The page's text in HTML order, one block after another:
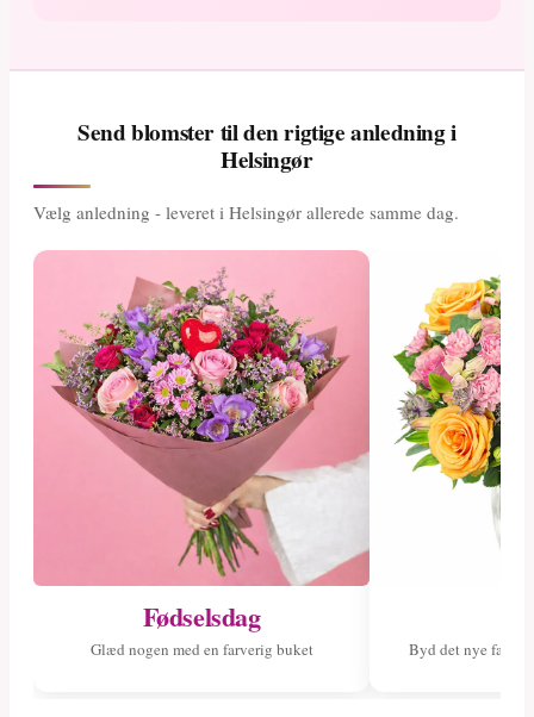
Send blomster til den rigtige anledning i
Helsingør
Vælg anledning - leveret i Helsingør allerede samme dag.
Fødselsdag
Glæd nogen med en farverig buket Byd det nye